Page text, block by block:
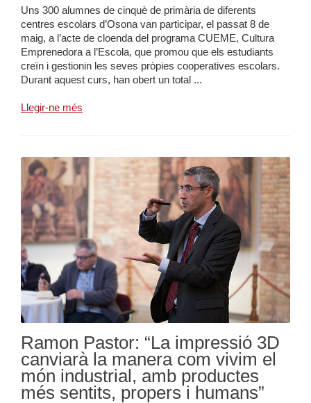
Uns 300 alumnes de cinquè de primària de diferents
centres escolars d’Osona van participar, el passat 8 de
maig, a l’acte de cloenda del programa CUEME, Cultura
Emprenedora a l’Escola, que promou que els estudiants
creïn i gestionin les seves pròpies cooperatives escolars.
Durant aquest curs, han obert un total ...
Llegir-ne més
Ramon Pastor: “La impressió 3D
canviarà la manera com vivim el
món industrial, amb productes
més sentits, propers i humans”